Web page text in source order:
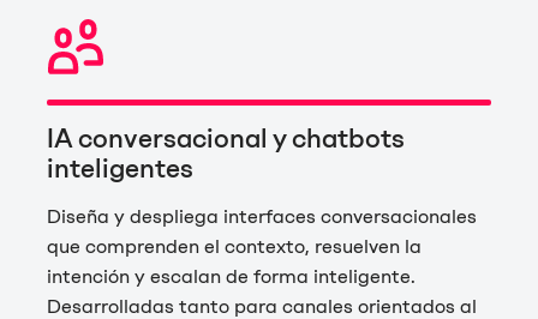
IA conversacional y chatbots
inteligentes
Diseña y despliega interfaces conversacionales
que comprenden el contexto, resuelven la
intención y escalan de forma inteligente.
Desarrolladas tanto para canales orientados al